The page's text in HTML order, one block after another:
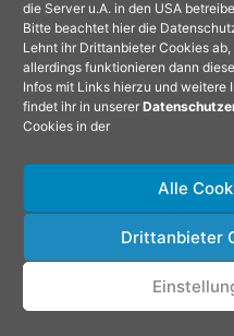
die Server u.A. in den USA
Bitte beachtet hier die
Lehnt ihr Drittanbieter Cookies
allerdings funktionieren dann
Infos mit Links hierzu und weitere
findet ihr in unserer
Cookies in der
Alle
Drittanbieter
Copyright © 2026
Powered by